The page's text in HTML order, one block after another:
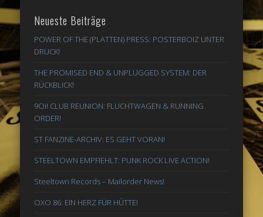
Neueste Beiträge
POWER OF THE (PLATTEN) PRESS: POSTERBOIZ UNTER
DRUCK!
THE PROMISED END & UNPLUGGED SYSTEM: DER
RÜCKBLICK!
9Oi! CLUB REUNION: FLUCHTWAGEN & RUNNING
ORDER!
ST FANZINE-ARCHIV: ES GEHT VORAN!
STEELTOWN EMPFIEHLT: PUNK ROCK LIVE ACTION!
Steeltown Records – Mailorder News!
OXO 86: EIN HERZ FÜR HÜTTE!